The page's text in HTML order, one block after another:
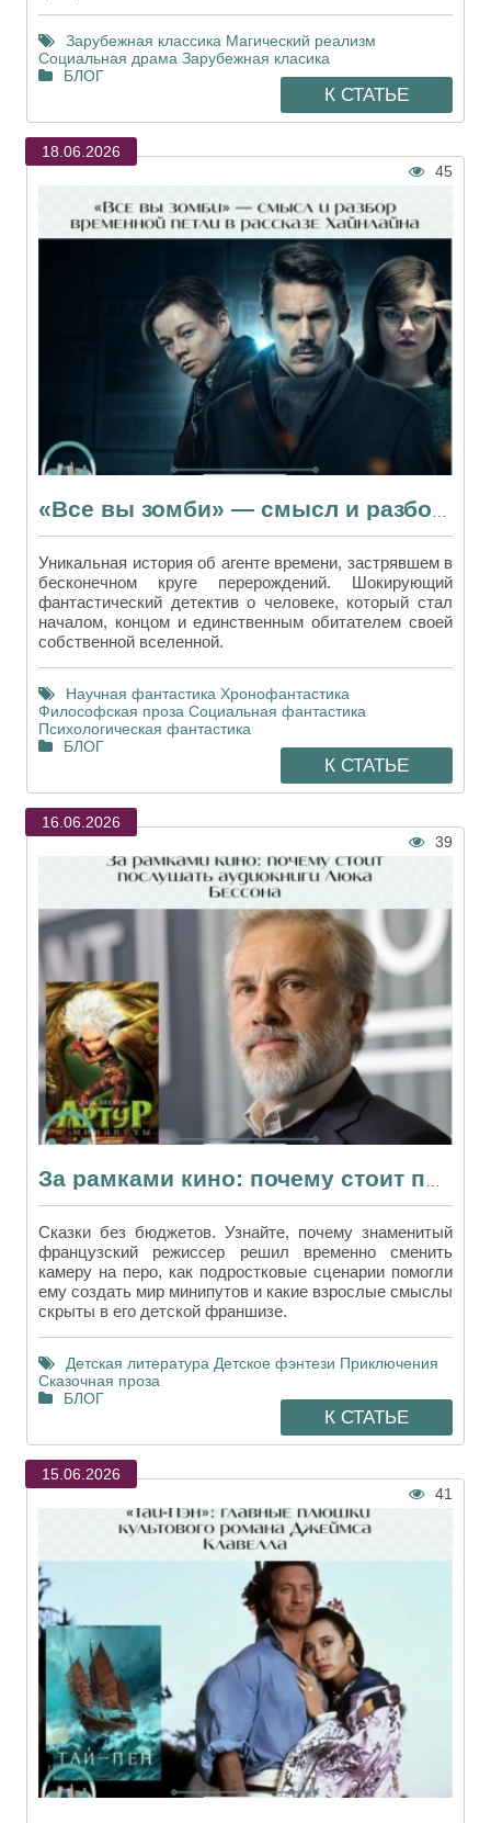
Зарубежная классика Магический реализм
Социальная драма Зарубежная класика
БЛОГ
К СТАТЬЕ
18.06.2026
45
Уникальная история об агенте времени, застрявшем в
бесконечном круге перерождений. Шокирующий
фантастический детектив о человеке, который стал
началом, концом и единственным обитателем своей
собственной вселенной.
Научная фантастика Хронофантастика
Философская проза Социальная фантастика
Психологическая фантастика
БЛОГ
К СТАТЬЕ
16.06.2026
39
За рамками кино: почему стоит послушать аудиокниги Люка Бессона
Сказки без бюджетов. Узнайте, почему знаменитый
французский режиссер решил временно сменить
камеру на перо, как подростковые сценарии помогли
ему создать мир минипутов и какие взрослые смыслы
скрыты в его детской франшизе.
Детская литература Детское фэнтези Приключения
Сказочная проза
БЛОГ
К СТАТЬЕ
15.06.2026
41